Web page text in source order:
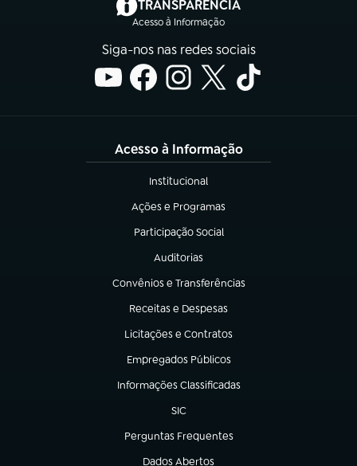
TRANSPARÊNCIA
Acesso à Informação
Siga-nos nas redes sociais
Acesso à Informação
Institucional
(abre em nova aba)
Ações e Programas
(abre em nova aba)
Participação Social
(abre em nova aba)
Auditorias
(abre em nova aba)
Convênios e Transferências
(abre em nova aba)
Receitas e Despesas
(abre em nova aba)
Licitações e Contratos
(abre em nova aba)
Empregados Públicos
(abre em nova aba)
Informações Classificadas
(abre em nova aba)
SIC
(abre em nova aba)
Perguntas Frequentes
(abre em nova aba)
Dados Abertos